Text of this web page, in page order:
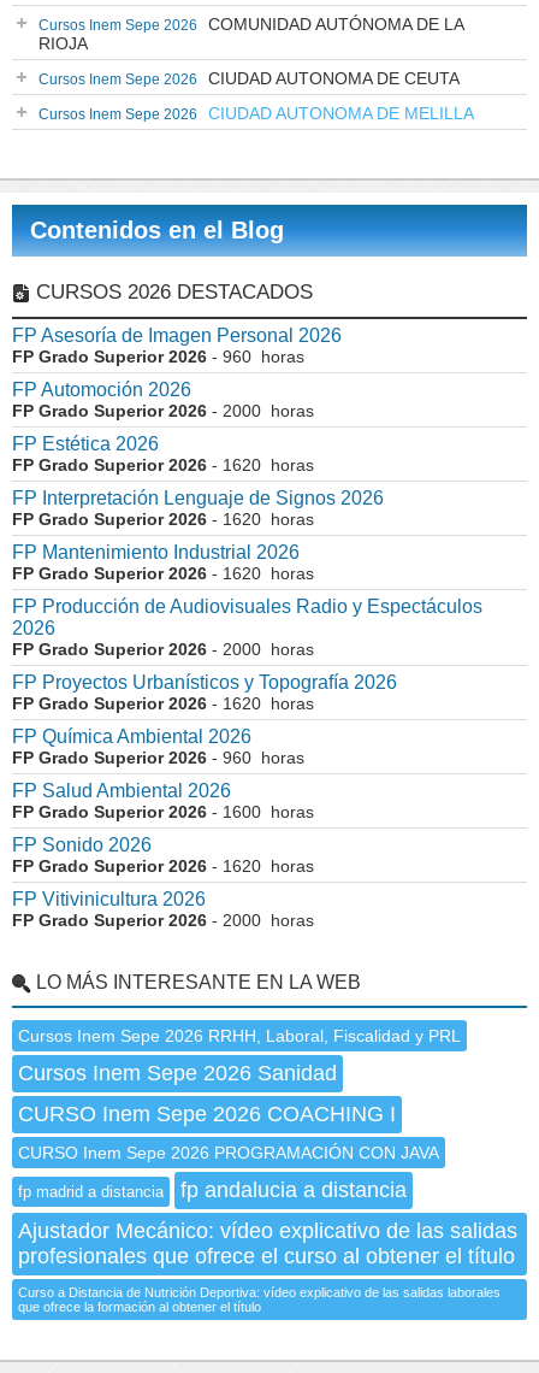
Cursos Inem Sepe 2026
COMUNIDAD AUTÓNOMA DE LA
RIOJA
Cursos Inem Sepe 2026 CIUDAD AUTONOMA DE CEUTA
Cursos Inem Sepe 2026 CIUDAD AUTONOMA DE MELILLA
Contenidos en el Blog
CURSOS 2026 DESTACADOS
FP Asesoría de Imagen Personal 2026
FP Grado Superior 2026 - 960 horas
FP Automoción 2026
FP Grado Superior 2026 - 2000 horas
FP Estética 2026
FP Grado Superior 2026 - 1620 horas
FP Interpretación Lenguaje de Signos 2026
FP Grado Superior 2026 - 1620 horas
FP Mantenimiento Industrial 2026
FP Grado Superior 2026 - 1620 horas
FP Producción de Audiovisuales Radio y Espectáculos
2026
FP Grado Superior 2026 - 2000 horas
FP Proyectos Urbanísticos y Topografía 2026
FP Grado Superior 2026 - 1620 horas
FP Química Ambiental 2026
FP Grado Superior 2026 - 960 horas
FP Salud Ambiental 2026
FP Grado Superior 2026 - 1600 horas
FP Sonido 2026
FP Grado Superior 2026 - 1620 horas
FP Vitivinicultura 2026
FP Grado Superior 2026 - 2000 horas
LO MÁS INTERESANTE EN LA WEB
Cursos Inem Sepe 2026 RRHH, Laboral, Fiscalidad y PRL
Cursos Inem Sepe 2026 Sanidad
CURSO Inem Sepe 2026 COACHING I
CURSO Inem Sepe 2026 PROGRAMACIÓN CON JAVA
fp madrid a distancia
fp andalucia a distancia
Ajustador Mecánico: vídeo explicativo de las salidas
profesionales que ofrece el curso al obtener el título
Curso a Distancia de Nutrición Deportiva: vídeo explicativo de las salidas laborales
que ofrece la formación al obtener el título